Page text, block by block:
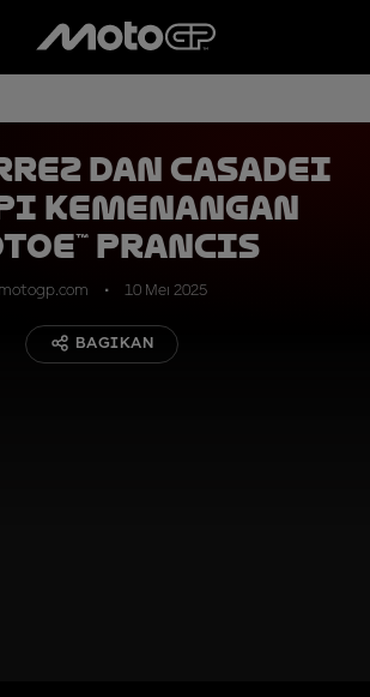
dan Casadei
Kemenangan
Prancis
motogp.com 10 Mei 2025
BAGIKAN